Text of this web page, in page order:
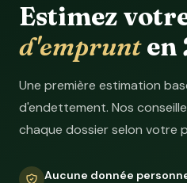
Estimez
d'emprunten
Une première estimation
d'endettement. Nos
chaque dossier selon votre
Aucune donnée